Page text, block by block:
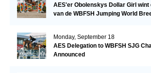
AES'er Obolenskys Dollar Girl wint
van de WBFSH Jumping World
Monday, September 18
AES Delegation to WBFSH SJG
Announced